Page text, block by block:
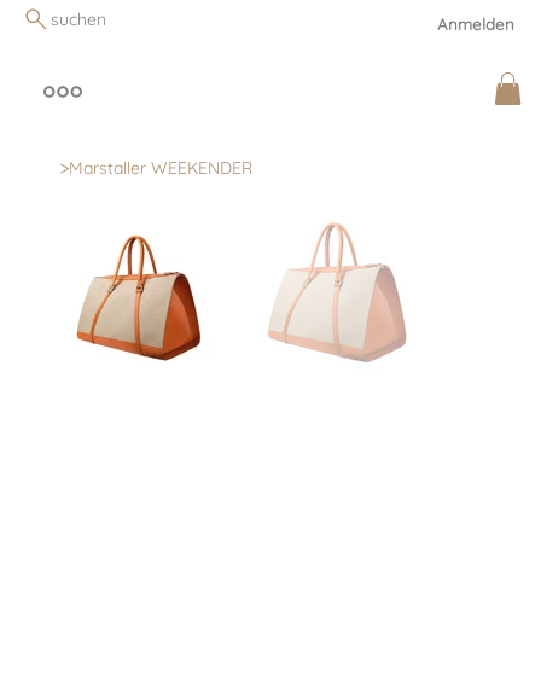
suchen Anmelden
>Marstaller WEEKENDER